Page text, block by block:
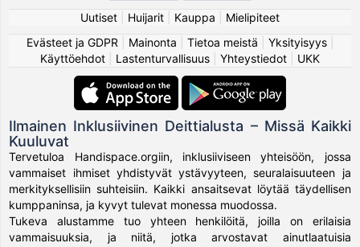
Uutiset Huijarit Kauppa
Mielipiteet
Evästeet ja GDPR
Mainonta Tietoa meistä Yksityisyys|
Käyttöehdot
Lastenturvallisuus Yhteystiedot UKK
Ilmainen Inklusiivinen Deittialusta – Missä Kaikki
Kuuluvat
Tervetuloa Handispace.orgiin, inklusiiviseen yhteisöön, jossa
vammaiset ihmiset yhdistyvät ystävyyteen, seuralaisuuteen ja
merkityksellisiin suhteisiin. Kaikki ansaitsevat löytää täydellisen
kumppaninsa, ja kyvyt tulevat monessa muodossa.
Tukeva alustamme tuo yhteen henkilöitä, joilla on erilaisia
vammaisuuksia, ja niitä, jotka arvostavat ainutlaatuisia